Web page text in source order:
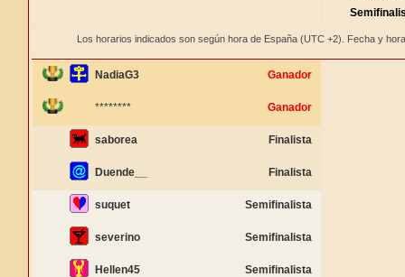
Los horarios indicados son según hora de España (UTC +2). Fecha y
NadiaG3 Ganador
******** Ganador
saborea Finalista
Duende__ Finalista
suquet Semifinalista
severino Semifinalista
Hellen45 Semifinalista